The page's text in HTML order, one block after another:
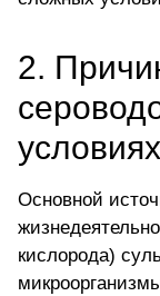
2.
условиях
Основной
кислорода)